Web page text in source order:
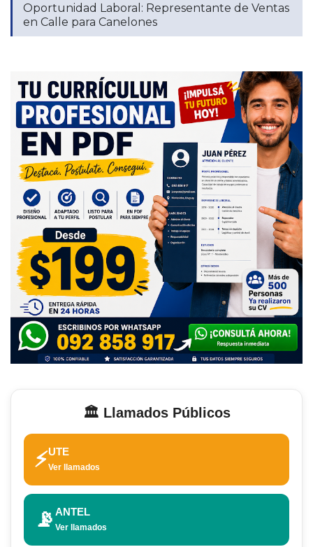
Oportunidad Laboral: Representante de Ventas
en Calle para Canelones
🏛️ Llamados Públicos
⚡UTE
Ver llamados
📡 ANTEL
Ver llamados